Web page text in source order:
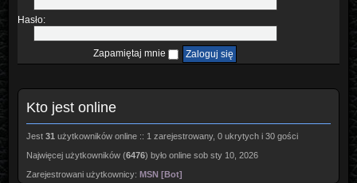
Hasło:
Zapamiętaj mnie
Kto jest online
Jest 31 użytkowników online :: 1 zarejestrowany, 0 ukrytych i 30 gości
Najwięcej użytkowników (6476) było online sob sty 10, 2026
Zarejestrowani użytkownicy: MSN [Bot]